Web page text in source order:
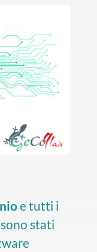
e tutti i
stati